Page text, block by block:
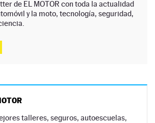
de EL MOTOR con toda la actualidad
y la moto, tecnología, seguridad,
talleres, seguros, autoescuelas,